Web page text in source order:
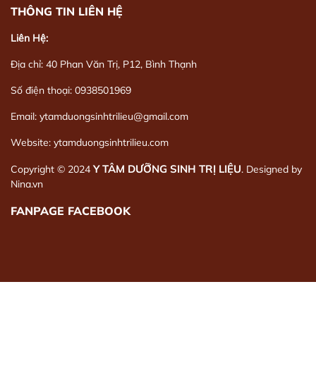
THÔNG TIN LIÊN HỆ
Liên Hệ:
Địa chỉ: 40 Phan Văn Trị, P12, Bình Thạnh
Số điện thoại: 0938501969
Email: ytamduongsinhtrilieu@gmail.com
Website: ytamduongsinhtrilieu.com
Copyright © 2024Y TÂM DƯỠNG SINH TRỊ LIỆU. Designed by
Nina.vn
FANPAGE FACEBOOK